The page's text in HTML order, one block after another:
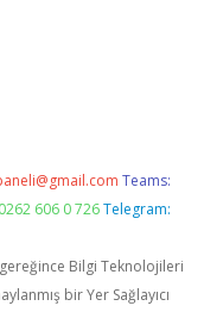
Teams:
606 0 726 Telegram:
gereğince Bilgi Teknolojileri
bir Yer Sağlayıcı